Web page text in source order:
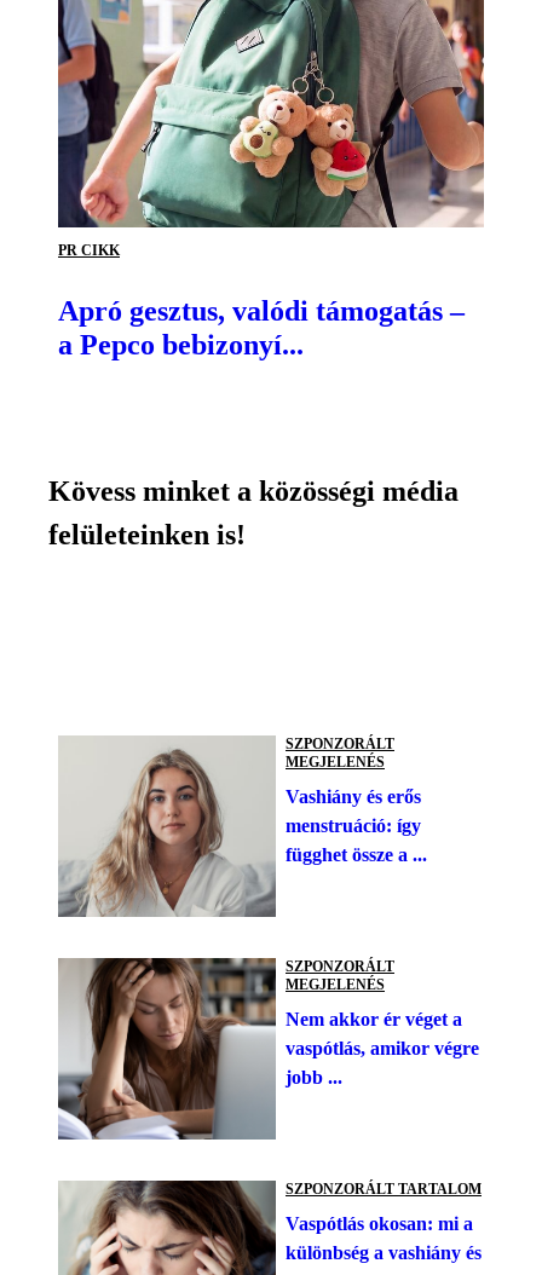
PR CIKK
Apró gesztus, valódi támogatás –
a Pepco bebizonyí...
Kövess minket a közösségi média
felületeinken is!
SZPONZORÁLT
MEGJELENÉS
Vashiány és erős
menstruáció: így
függhet össze a ...
SZPONZORÁLT
MEGJELENÉS
Nem akkor ér véget a
vaspótlás, amikor végre
jobb ...
SZPONZORÁLT TARTALOM
Vaspótlás okosan: mi a
különbség a vashiány és